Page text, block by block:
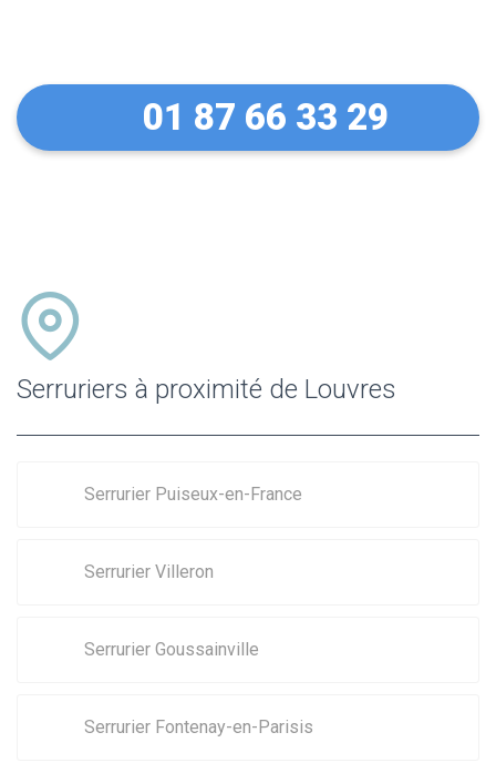
01 87 66 33 29
Serruriers à proximité de Louvres
Serrurier Puiseux-en-France
Serrurier Villeron
Serrurier Goussainville
Serrurier Fontenay-en-Parisis